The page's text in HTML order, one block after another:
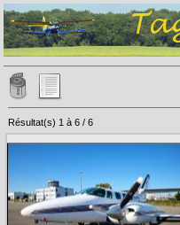
Résultat(s) 1 à 6 / 6